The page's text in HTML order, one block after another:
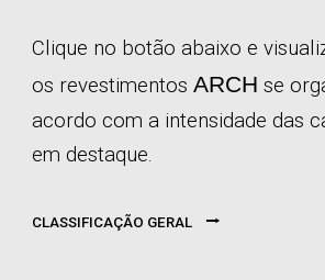
Clique no botão abaixo e
os revestimentosARCH se
acordo com a intensidade das
em destaque.
CLASSIFICAÇÃO GERAL ⭢